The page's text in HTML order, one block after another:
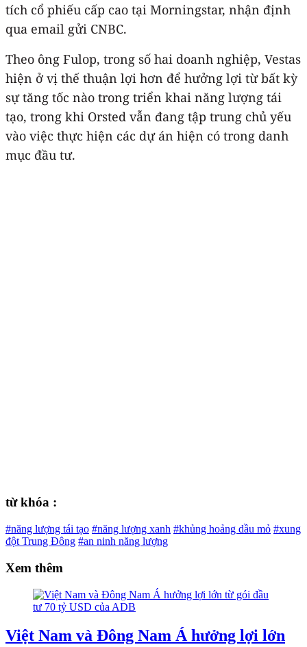
tích cổ phiếu cấp cao tại Morningstar, nhận định
qua email gửi CNBC.
Theo ông Fulop, trong số hai doanh nghiệp, Vestas
hiện ở vị thế thuận lợi hơn để hưởng lợi từ bất kỳ
sự tăng tốc nào trong triển khai năng lượng tái
tạo, trong khi Orsted vẫn đang tập trung chủ yếu
vào việc thực hiện các dự án hiện có trong danh
mục đầu tư.
từ khóa :
#năng lượng tái tạo #năng lượng xanh #khủng hoảng dầu mỏ #xung
đột Trung Đông #an ninh năng lượng
Xem thêm
Việt Nam và Đông Nam Á hưởng lợi lớn